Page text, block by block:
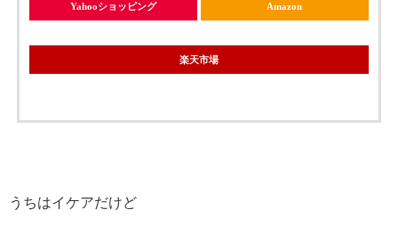
Yahooショッピング Amazon
楽天市場
うちはイケアだけど